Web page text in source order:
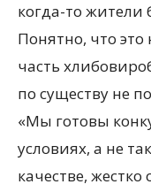
когда-то жители
Понятно, что
часть
по существу не
«Мы готовы
условиях, а не
качестве,